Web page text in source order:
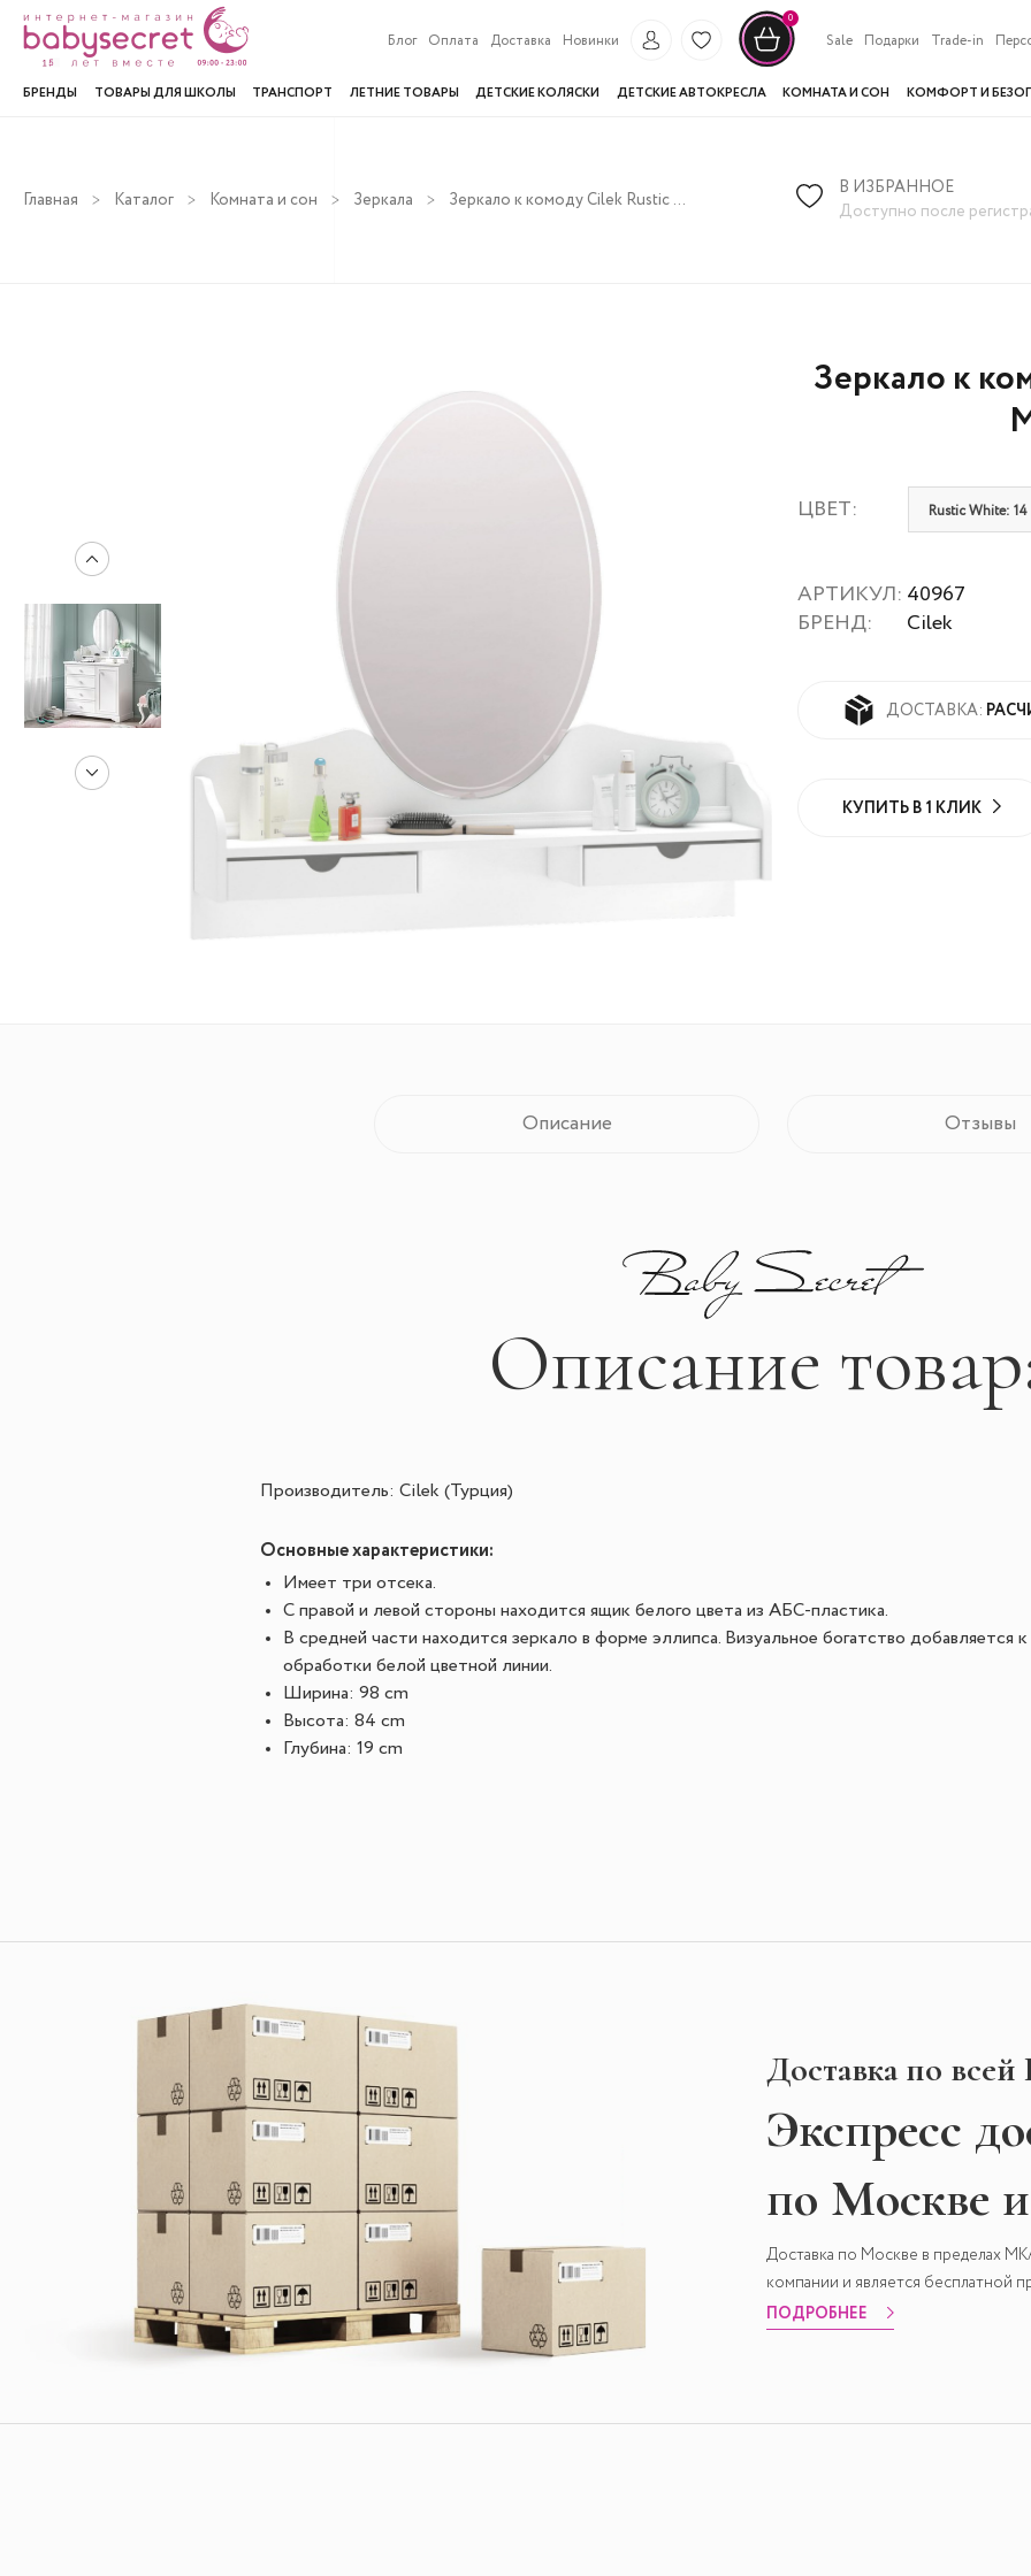
Блог Оплата Доставка Новинки
0
Sale Подарки Trade-in
БРЕНДЫ ТОВАРЫ ДЛЯ ШКОЛЫ ТРАНСПОРТ ЛЕТНИЕ ТОВАРЫ ДЕТСКИЕ КОЛЯСКИ ДЕТСКИЕ АВТОКРЕСЛА КОМНАТА И СОН КОМФОРТ И
Главная Каталог Комната и сон Зеркала Зеркало к комоду Cilek Rustic White Dresser Mirror 20.72.1801.00
В ИЗБРАННОЕ
Доступно после
Зеркало к
ЦВЕТ: Rustic White:
АРТИКУЛ:
БРЕНД:
40967
Cilek
ДОСТАВКА:
КУПИТЬ В 1 КЛИК
Описание Отзывы
Описание
Производитель: Cilek (Турция)
Основные характеристики:
Имеет три отсека.
С правой и левой стороны находится ящик белого цвета из АБС-пластика.
В средней части находится зеркало в форме эллипса. Визуальное богатство добавляется
обработки белой цветной линии.
Ширина: 98 cm
Высота: 84 cm
Глубина: 19 cm
Доставка по
Экспресс
по Москве
Доставка по Москве в пределах
компании и является бесплатной
ПОДРОБНЕЕ